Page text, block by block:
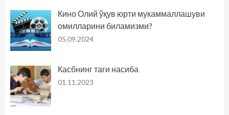
Кино Олий ўқув юрти мукаммаллашуви
омилларини биламизми?
05.09.2024
Касбнинг таги насиба
01.11.2023